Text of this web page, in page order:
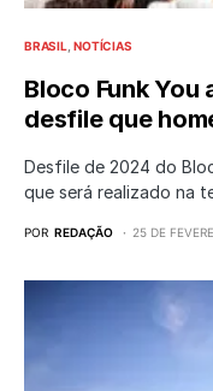
BRASIL NOTÍCIAS
Bloco Funk You
desfile que
Desfile de 2024 do
que será realizado na
POR REDAÇÃO 25 DE